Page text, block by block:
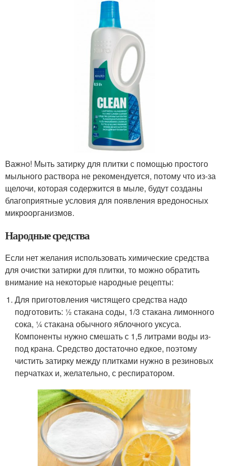
Важно! Мыть затирку для плитки с помощью простого
мыльного раствора не рекомендуется, потому что из-за
щелочи, которая содержится в мыле, будут созданы
благоприятные условия для появления вредоносных
микроорганизмов.
Народные средства
Если нет желания использовать химические средства
для очистки затирки для плитки, то можно обратить
внимание на некоторые народные рецепты:
Для приготовления чистящего средства надо
подготовить: ½ стакана соды, 1/3 стакана лимонного
сока, ¼ стакана обычного яблочного уксуса.
Компоненты нужно смешать с 1,5 литрами воды из-
под крана. Средство достаточно едкое, поэтому
чистить затирку между плитками нужно в резиновых
перчатках и, желательно, с респиратором.